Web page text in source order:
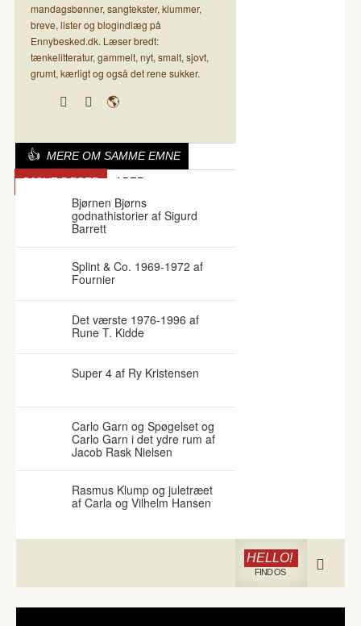
mandagsbønner, sangtekster, klummer,
breve, lister og blogindlæg på
Ennybesked.dk. Læser bredt:
tænkelitteratur, gammelt, nyt, smalt, sjovt,
grumt, kærligt og også det rene sukker.
MERE OM SAMME EMNE
SJOVE BØGER ABER
Bjørnen Bjørns
godnathistorier af Sigurd
Barrett
Splint & Co. 1969-1972 af
Fournier
Det værste 1976-1996 af
Rune T. Kidde
Super 4 af Ry Kristensen
Carlo Garn og Spøgelset og
Carlo Garn i det ydre rum af
Jacob Rask Nielsen
Rasmus Klump og juletræet
af Carla og Vilhelm Hansen
HELLO!
FIND OS